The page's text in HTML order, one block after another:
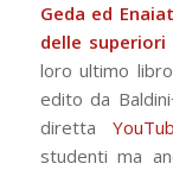
Geda ed
delle superiori
loro ultimo
edito da
diretta
studenti ma